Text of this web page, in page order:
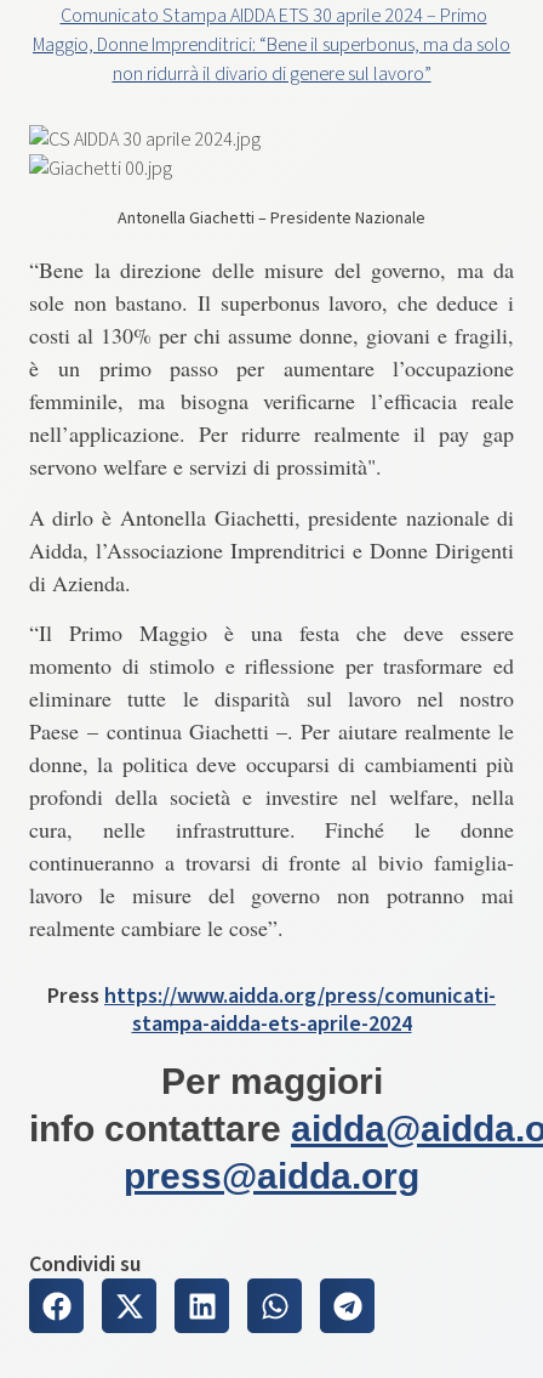
Comunicato Stampa AIDDA ETS 30 aprile 2024 – Primo
Maggio, Donne Imprenditrici: “Bene il superbonus, ma da solo
non ridurrà il divario di genere sul lavoro”
Antonella Giachetti – Presidente Nazionale
“Bene la direzione delle misure del governo, ma da
sole non bastano. Il superbonus lavoro, che deduce i
costi al 130% per chi assume donne, giovani e fragili,
èun primo passo per aumentare l’occupazione
femminile, ma bisogna verificarne l’efficacia reale
nell’applicazione. Per ridurre realmente il pay gap
servono welfare e servizi di prossimità".
A dirlo è Antonella Giachetti, presidente nazionale di
Aidda, l’Associazione Imprenditrici e Donne Dirigenti
di Azienda.
“Il Primo Maggio è una festa che deve essere
momento di stimolo e riflessione per trasformare ed
eliminare tutte le disparità sul lavoro nel nostro
Paese– continua Giachetti –. Per aiutare realmente le
donne, la politica deve occuparsi di cambiamenti più
profondi della società e investire nel welfare, nella
cura, nelle infrastrutture. Finché le donne
continueranno a trovarsi di fronte al bivio famiglia-
lavoro le misure del governo non potranno mai
realmente cambiare le cose”.
Press https://www.aidda.org/press/comunicati-
stampa-aidda-ets-aprile-2024
Per maggiori
info contattare
press@aidda.org
Condividi su